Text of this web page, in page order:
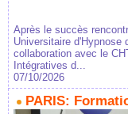
Après le succès
Universitaire d'Hypnose
collaboration avec le
Intégratives d...
07/10/2026
PARIS: